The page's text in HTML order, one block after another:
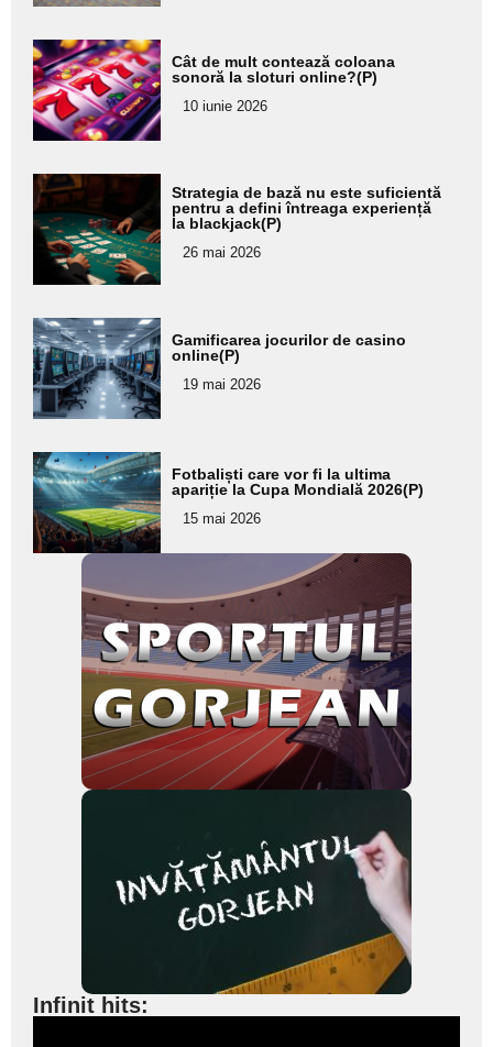
Adaugă
aici textul
pentru
subtitlu
Cât de mult contează coloana
sonoră la sloturi online?(P)
10 iunie 2026
Adaugă
aici textul
pentru
subtitlu
Strategia de bază nu este suficientă
pentru a defini întreaga experiență
la blackjack(P)
26 mai 2026
Adaugă
aici textul
pentru
subtitlu
Gamificarea jocurilor de casino
online(P)
19 mai 2026
Adaugă
aici textul
pentru
subtitlu
Fotbaliști care vor fi la ultima
apariție la Cupa Mondială 2026(P)
15 mai 2026
Infinit hits: